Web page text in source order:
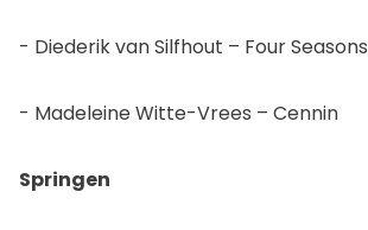
- Diederik van Silfhout – Four Seasons
- Madeleine Witte-Vrees – Cennin
Springen